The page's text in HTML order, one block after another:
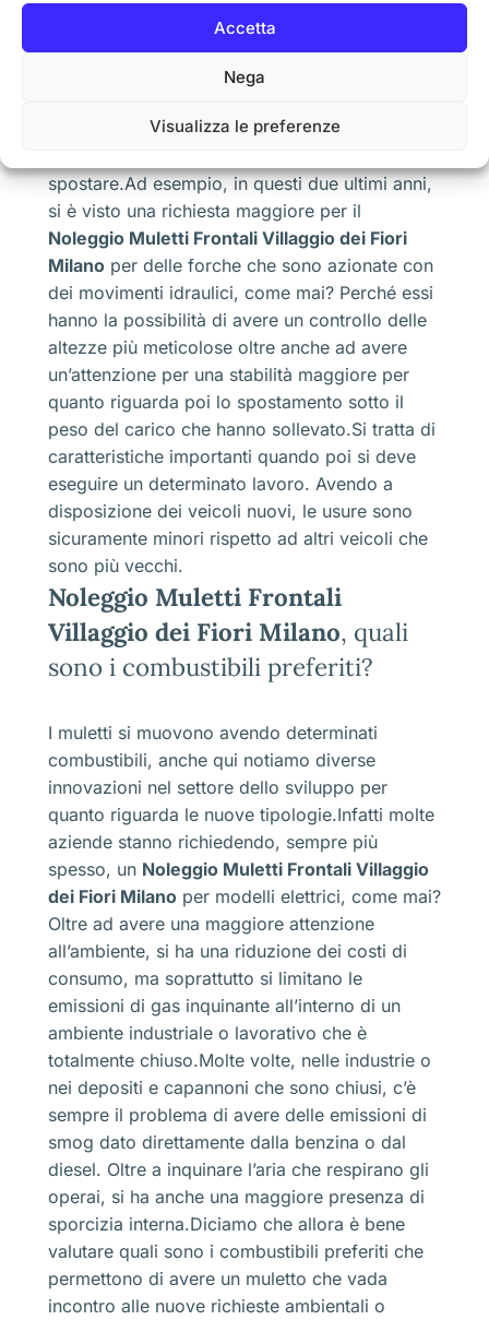
Accetta
Nega
Visualizza le preferenze
migliaia di euro per avere sempre delle nuove
veicolo che possiamo affittare in base anche
oppure cambiare la struttura, nelle dimensioni,
spostare.Ad esempio, in questi due ultimi anni,
si è visto una richiesta maggiore per il
Noleggio Muletti Frontali Villaggio dei Fiori
Milano per delle forche che sono azionate con
dei movimenti idraulici, come mai? Perché essi
hanno la possibilità di avere un controllo delle
altezze più meticolose oltre anche ad avere
un’attenzione per una stabilità maggiore per
quanto riguarda poi lo spostamento sotto il
peso del carico che hanno sollevato.Si tratta di
caratteristiche importanti quando poi si deve
eseguire un determinato lavoro. Avendo a
disposizione dei veicoli nuovi, le usure sono
sicuramente minori rispetto ad altri veicoli che
sono più vecchi.
Noleggio Muletti Frontali
Villaggio dei Fiori Milano, quali
sono i combustibili preferiti?
I muletti si muovono avendo determinati
combustibili, anche qui notiamo diverse
innovazioni nel settore dello sviluppo per
quanto riguarda le nuove tipologie.Infatti molte
aziende stanno richiedendo, sempre più
spesso, un Noleggio Muletti Frontali Villaggio
dei Fiori Milano per modelli elettrici, come mai?
Oltre ad avere una maggiore attenzione
all’ambiente, si ha una riduzione dei costi di
consumo, ma soprattutto si limitano le
emissioni di gas inquinante all’interno di un
ambiente industriale o lavorativo che è
totalmente chiuso.Molte volte, nelle industrie o
nei depositi e capannoni che sono chiusi, c’è
sempre il problema di avere delle emissioni di
smog dato direttamente dalla benzina o dal
diesel. Oltre a inquinare l’aria che respirano gli
operai, si ha anche una maggiore presenza di
sporcizia interna.Diciamo che allora è bene
valutare quali sono i combustibili preferiti che
permettono di avere un muletto che vada
incontro alle nuove richieste ambientali o